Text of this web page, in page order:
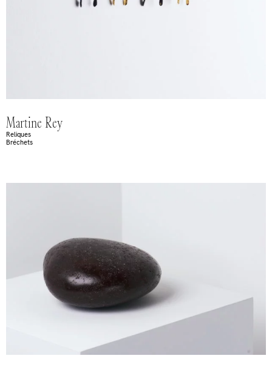
Martine Rey
Reliques
Bréchets